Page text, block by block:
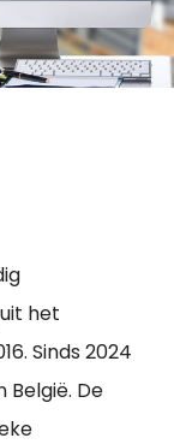
het
Sinds 2024
België. De